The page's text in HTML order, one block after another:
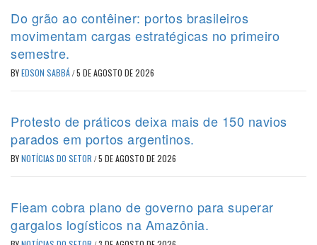
Do grão ao contêiner: portos brasileiros
movimentam cargas estratégicas no primeiro
semestre.
BYEDSON SABBÁ/5 DE AGOSTO DE 2026
Protesto de práticos deixa mais de 150 navios
parados em portos argentinos.
BYNOTÍCIAS DO SETOR /5 DE AGOSTO DE 2026
Fieam cobra plano de governo para superar
gargalos logísticos na Amazônia.